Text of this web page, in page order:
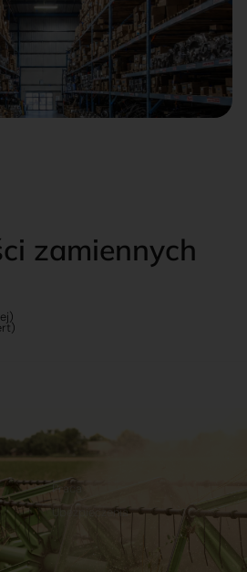
zamiennych
Praca
Ubezpieczenia